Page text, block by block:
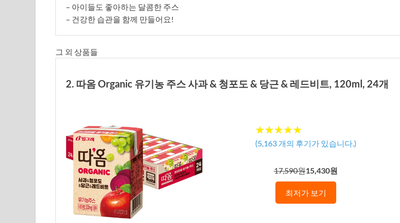
– 아이들도 좋아하는 달콤한 주스
– 건강한 습관을 함께 만들어요!
그 외 상품들
2. 따옴 Organic 유기농 주스 사과 & 청포도 & 당근 & 레드비트, 120ml, 24개
★★★★★
★★★★★
(5,163개의 후기가 있습니다.)
17,590원15,430원
최저가 보기